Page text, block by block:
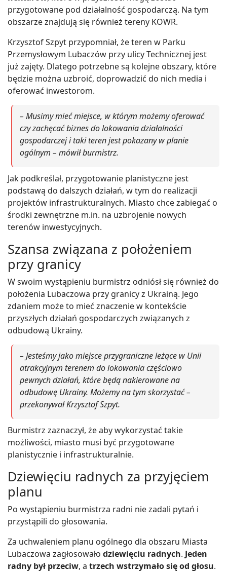
przygotowane pod działalność gospodarczą. Na tym
obszarze znajdują się również tereny KOWR.
Krzysztof Szpyt przypomniał, że teren w Parku
Przemysłowym Lubaczów przy ulicy Technicznej jest
już zajęty. Dlatego potrzebne są kolejne obszary, które
będzie można uzbroić, doprowadzić do nich media i
oferować inwestorom.
– Musimy mieć miejsce, w którym możemy oferować
czy zachęcać biznes do lokowania działalności
gospodarczej i taki teren jest pokazany w planie
ogólnym – mówił burmistrz.
Jak podkreślał, przygotowanie planistyczne jest
podstawą do dalszych działań, w tym do realizacji
projektów infrastrukturalnych. Miasto chce zabiegać o
środki zewnętrzne m.in. na uzbrojenie nowych
terenów inwestycyjnych.
Szansa związana z położeniem
przy granicy
W swoim wystąpieniu burmistrz odniósł się również do
położenia Lubaczowa przy granicy z Ukrainą. Jego
zdaniem może to mieć znaczenie w kontekście
przyszłych działań gospodarczych związanych z
odbudową Ukrainy.
– Jesteśmy jako miejsce przygraniczne leżące w Unii
atrakcyjnym terenem do lokowania częściowo
pewnych działań, które będą nakierowane na
odbudowę Ukrainy. Możemy na tym skorzystać –
przekonywał Krzysztof Szpyt.
Burmistrz zaznaczył, że aby wykorzystać takie
możliwości, miasto musi być przygotowane
planistycznie i infrastrukturalnie.
Dziewięciu radnych za przyjęciem
planu
Po wystąpieniu burmistrza radni nie zadali pytań i
przystąpili do głosowania.
Za uchwaleniem planu ogólnego dla obszaru Miasta
Lubaczowa zagłosowało dziewięciu radnych. Jeden
radny był przeciw, a trzech wstrzymało się od głosu.